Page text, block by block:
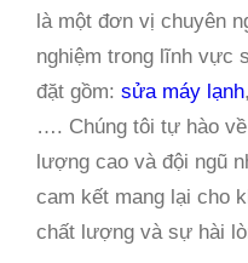
là một đơn vị chuyên
nghiệm trong lĩnh vực
đặt gồm: sửa máy lạnh,
…. Chúng tôi tự hào
lượng cao và đội ngũ
cam kết mang lại cho
chất lượng và sự hài